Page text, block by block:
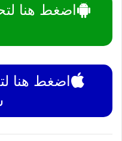
اضغط هنا
اضغط هنا